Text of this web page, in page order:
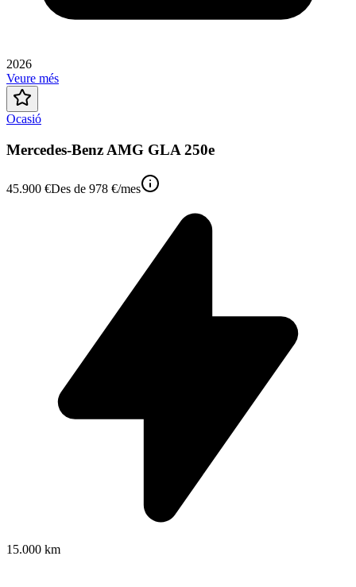
2026
Veure més
Ocasió
Mercedes-Benz AMG GLA 250e
45.900 €Des de 978 €/mes
15.000 km